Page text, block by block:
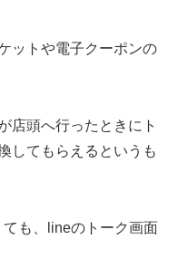
ットや電子クーポンの
店頭へ行ったときにト
してもらえるというも
も、lineのトーク画面